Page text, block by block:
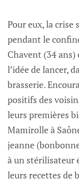
Pour eux, la crise
pendant le
Chavent (34
l’idée de lancer,
brasserie.
positifs des
leurs premières
Mamirolle à
jeanne
à un stérilisateur
leurs recettes de